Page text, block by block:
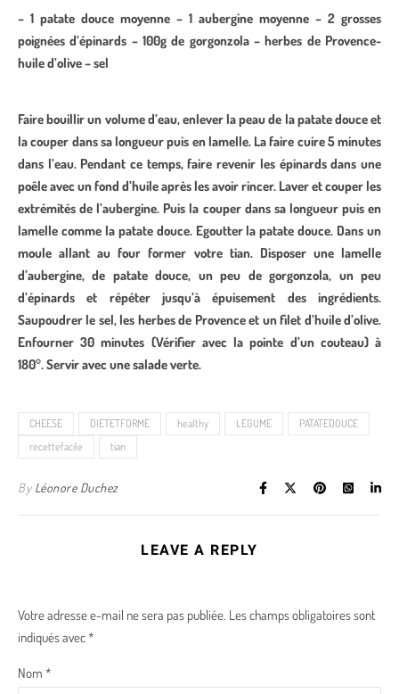
– 1 patate douce moyenne – 1 aubergine moyenne – 2 grosses
poignées d’épinards – 100g de gorgonzola – herbes de Provence-
huile d’olive – sel
Faire bouillir un volume d’eau, enlever la peau de la patate douce et
la couper dans sa longueur puis en lamelle. La faire cuire 5 minutes
dans l’eau. Pendant ce temps, faire revenir les épinards dans une
poêle avec un fond d’huile après les avoir rincer. Laver et couper les
extrémités de l’aubergine. Puis la couper dans sa longueur puis en
lamelle comme la patate douce. Egoutter la patate douce. Dans un
moule allant au four former votre tian. Disposer une lamelle
d’aubergine, de patate douce, un peu de gorgonzola, un peu
d’épinards et répéter jusqu’à épuisement des ingrédients.
Saupoudrer le sel, les herbes de Provence et un filet d’huile d’olive.
Enfourner 30 minutes (Vérifier avec la pointe d’un couteau) à
180°. Servir avec une salade verte.
CHEESE DIETETFORME healthy LEGUME
PATATEDOUCE
recettefacile
tian
By Léonore Duchez
LEAVE A REPLY
Votre adresse e-mail ne sera pas publiée. Les champs obligatoires sont
indiqués avec*
Nom *